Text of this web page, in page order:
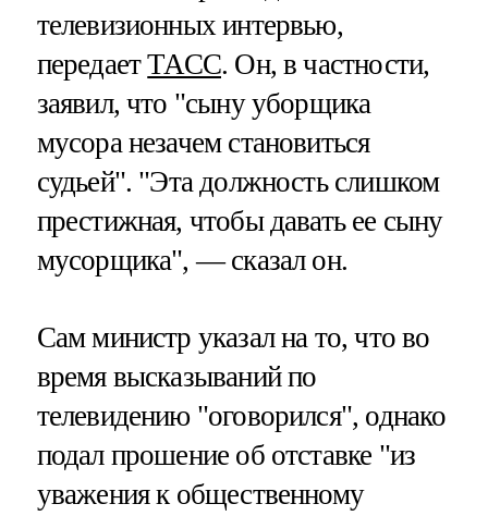
телевизионных интервью,
передаетТАСС. Он, в частности,
заявил, что "сыну уборщика
мусора незачем становиться
судьей". "Эта должность слишком
престижная, чтобы давать ее сыну
мусорщика", — сказал он.
Сам министр указал на то, что во
время высказываний по
телевидению "оговорился", однако
подал прошение об отставке "из
уважения к общественному